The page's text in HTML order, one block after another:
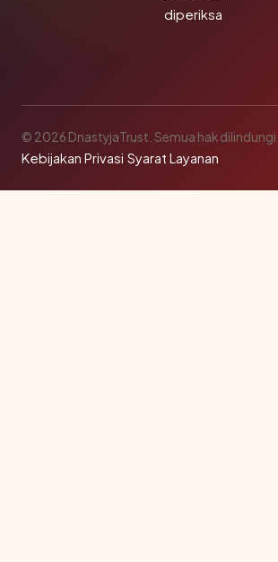
diperiksa
© 2026 DnastyjaTrust. Semua hak dilindungi.
Kebijakan Privasi·Syarat Layanan